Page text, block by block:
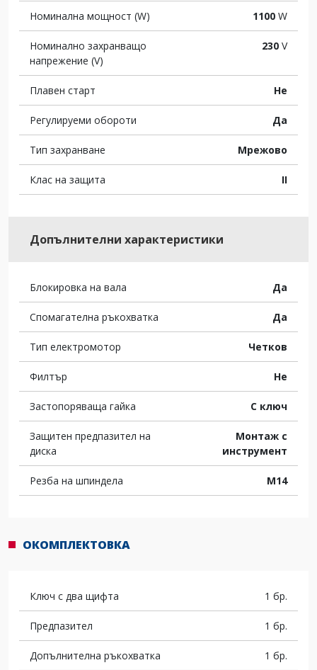
Номинална мощност (W) 1100 W
Номинално захранващо
напрежение (V)
230 V
Плавен старт Не
Регулируеми обороти Да
Тип захранване Мрежово
Клас на защита II
Допълнителни характеристики
Блокировка на вала Да
Спомагателна ръкохватка Да
Тип електромотор Четков
Филтър Не
Застопоряваща гайка С ключ
Защитен предпазител на
диска
Монтаж с
инструмент
Резба на шпиндела M14
ОКОМПЛЕКТОВКА
Ключ с два щифта 1 бр.
Предпазител 1 бр.
Допълнителна ръкохватка 1 бр.